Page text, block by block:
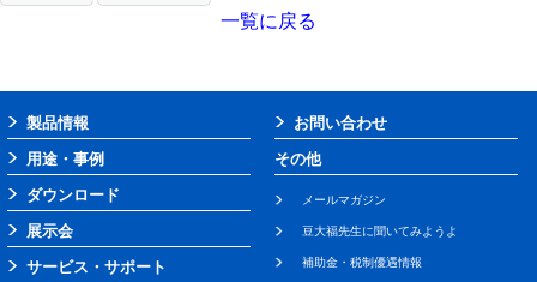
一覧に戻る
製品情報
用途・事例
ダウンロード
展示会
サービス・サポート
お問い合わせ
その他
メールマガジン
豆大福先生に聞いてみようよ
補助金・税制優遇情報